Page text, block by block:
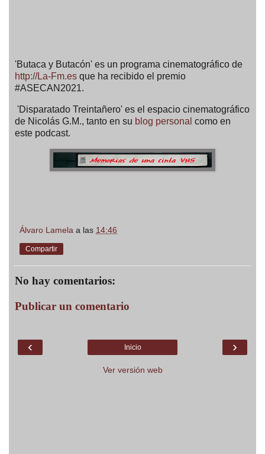
'Butaca y Butacón' es un programa cinematográfico de
http://La-Fm.es que ha recibido el premio
#ASECAN2021.
'Disparatado Treintañero' es el espacio cinematográfico
de Nicolás G.M., tanto en su blog personal como en
este podcast.
Álvaro Lamela a las 14:46
Compartir
No hay comentarios:
Publicar un comentario
‹ ›
Inicio
Ver versión web